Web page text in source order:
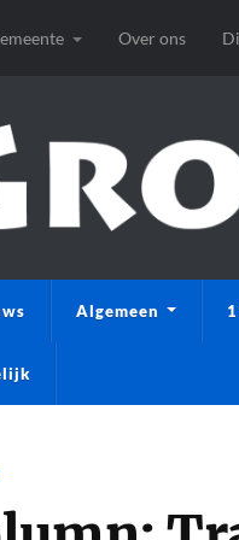
Over ons
Algemeen